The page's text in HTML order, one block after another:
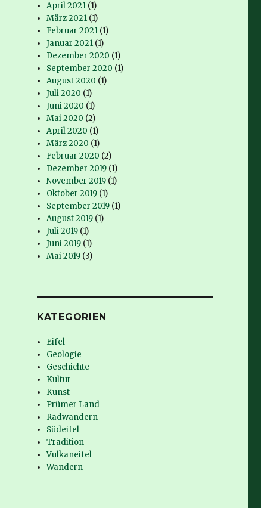
April 2021 (1)
März 2021 (1)
Februar 2021 (1)
Januar 2021 (1)
Dezember 2020 (1)
September 2020 (1)
August 2020 (1)
Juli 2020 (1)
Juni 2020 (1)
Mai 2020 (2)
April 2020 (1)
März 2020 (1)
Februar 2020 (2)
Dezember 2019 (1)
November 2019 (1)
Oktober 2019 (1)
September 2019 (1)
August 2019 (1)
Juli 2019 (1)
Juni 2019 (1)
Mai 2019 (3)
KATEGORIEN
Eifel
Geologie
Geschichte
Kultur
Kunst
Prümer Land
Radwandern
Südeifel
Tradition
Vulkaneifel
Wandern